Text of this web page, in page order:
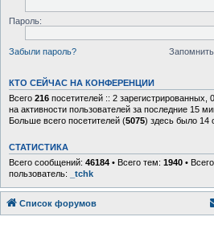
Пароль:
Забыли пароль?
КТО СЕЙЧАС НА КОНФЕРЕНЦИИ
Всего 216 посетителей :: 2 зарегистрированных,
на активности пользователей за последние 15
Больше всего посетителей (5075) здесь было 14
СТАТИСТИКА
Всего сообщений: 46184 • Всего тем: 1940 •
пользователь:
_tchk
Список форумов